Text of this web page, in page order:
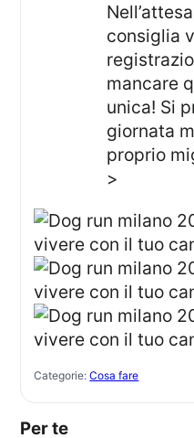
Nell’attesa dell’evento si
consiglia
mancare
unica! Si
giornata
proprio
>
Categorie:Cosa fare
Per te